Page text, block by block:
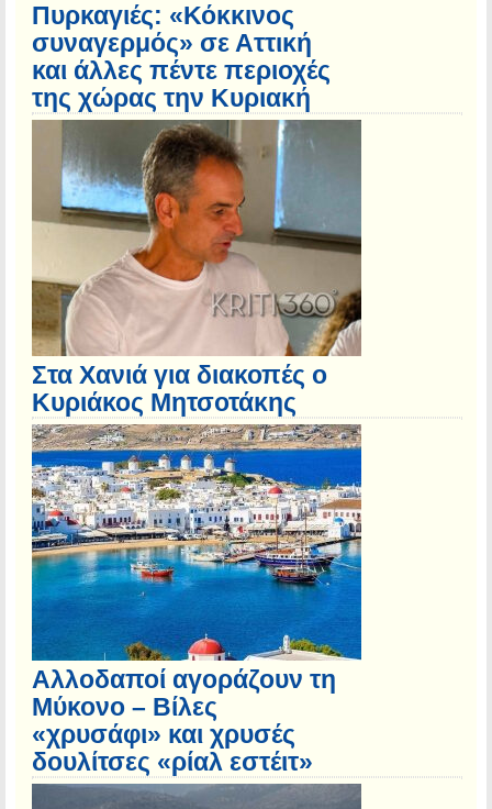
Πυρκαγιές: «Κόκκινος
συναγερμός» σε Αττική
και άλλες πέντε περιοχές
της χώρας την Κυριακή
Στα Χανιά για διακοπές ο
Κυριάκος Μητσοτάκης
Αλλοδαποί αγοράζουν τη
Μύκονο – Βίλες
«χρυσάφι» και χρυσές
δουλίτσες «ρίαλ εστέιτ»